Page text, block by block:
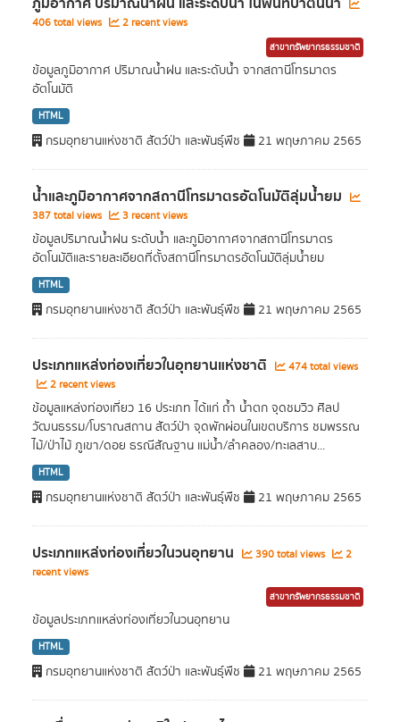
406 total views 2 recent views
สาขาทรัพยากรธรรมชาติ
ข้อมูลภูมิอากาศ ปริมาณน้ำฝน และระดับน้ำ จากสถานีโทรมาตร
อัตโนมัติ
HTML
กรมอุทยานแห่งชาติ สัตว์ป่า และพันธุ์พืช 21 พฤษภาคม 2565
น้ำและภูมิอากาศจากสถานีโทรมาตรอัตโนมัติลุ่มน้ำยม
387 total views 3 recent views
ข้อมูลปริมาณน้ำฝน ระดับน้ำ และภูมิอากาศจากสถานีโทรมาตร
อัตโนมัติและรายละเอียดที่ตั้งสถานีโทรมาตรอัตโนมัติลุ่มน้ำยม
HTML
กรมอุทยานแห่งชาติ สัตว์ป่า และพันธุ์พืช 21 พฤษภาคม 2565
ประเภทแหล่งท่องเที่ยวในอุทยานแห่งชาติ
474 total views
2 recent views
ข้อมูลแหล่งท่องเที่ยว 16 ประเภท ได้แก่ ถ้ำ น้ำตก จุดชมวิว ศิลป
วัฒนธรรม/โบราณสถาน สัตว์ป่า จุดพักผ่อนในเขตบริการ ชมพรรณ
ไม้/ป่าไม้ ภูเขา/ดอย ธรณีสัณฐาน แม่น้ำ/ลำคลอง/ทะเลสาบ...
HTML
กรมอุทยานแห่งชาติ สัตว์ป่า และพันธุ์พืช 21 พฤษภาคม 2565
ประเภทแหล่งท่องเที่ยวในวนอุทยาน 390 total views
2
recent views
สาขาทรัพยากรธรรมชาติ
ข้อมูลประเภทแหล่งท่องเที่ยวในวนอุทยาน
HTML
กรมอุทยานแห่งชาติ สัตว์ป่า และพันธุ์พืช 21 พฤษภาคม 2565